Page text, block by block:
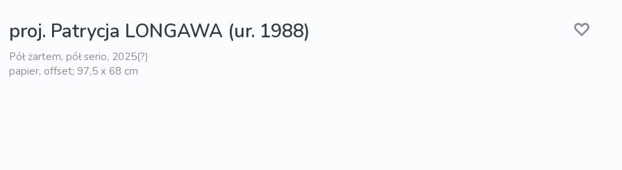
proj. Patrycja LONGAWA (ur. 1988)
Pół żartem, pół serio, 2025(?)
papier, offset; 97,5 x 68 cm